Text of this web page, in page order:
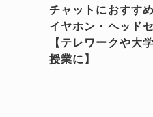
チャットにおすす
イヤホン・ヘッド
【テレワークや大
授業に】